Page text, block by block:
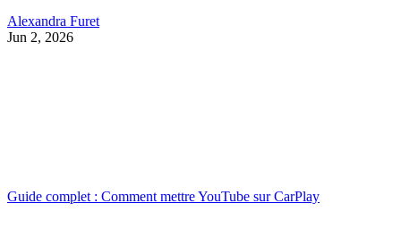
Alexandra Furet
Jun 2, 2026
Guide complet : Comment mettre YouTube sur CarPlay